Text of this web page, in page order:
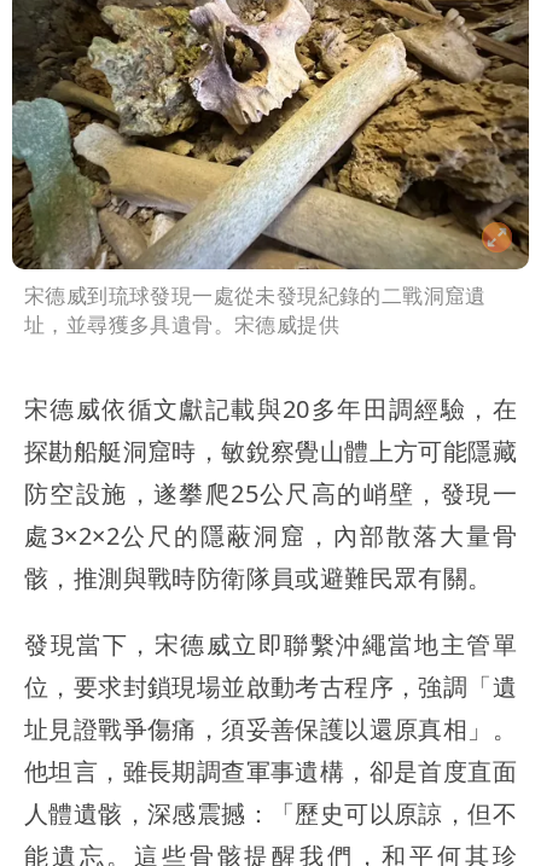
宋德威到琉球發現一處從未發現紀錄的二戰洞窟遺
址，並尋獲多具遺骨。宋德威提供
宋德威依循文獻記載與20多年田調經驗，在
探勘船艇洞窟時，敏銳察覺山體上方可能隱藏
防空設施，遂攀爬25公尺高的峭壁，發現一
處3×2×2公尺的隱蔽洞窟，內部散落大量骨
骸，推測與戰時防衛隊員或避難民眾有關。
發現當下，宋德威立即聯繫沖繩當地主管單
位，要求封鎖現場並啟動考古程序，強調「遺
址見證戰爭傷痛，須妥善保護以還原真相」。
他坦言，雖長期調查軍事遺構，卻是首度直面
人體遺骸，深感震撼：「歷史可以原諒，但不
能遺忘。這些骨骸提醒我們，和平何其珍